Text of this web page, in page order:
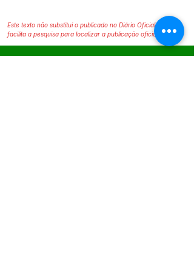
Este texto não substitui o publicado no Diário Oficial, mas
facilita a pesquisa para localizar a publicação oficial.